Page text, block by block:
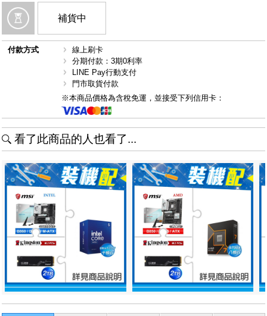
補貨中
付款方式
線上刷卡
分期付款：3期0利率
LINE Pay行動支付
門市取貨付款
※本商品價格為含稅免運，並接受下列信用卡：
看了此商品的人也看了...